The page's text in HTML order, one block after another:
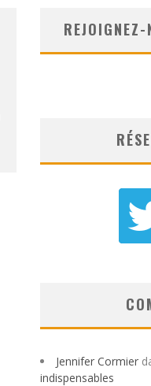
Jennifer Cormier
indispensables